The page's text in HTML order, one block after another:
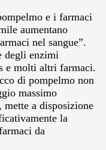
e i farmaci
aumentano
nel sangue”.
degli enzimi
e molti altri farmaci.
di pompelmo non
massimo
a disposizione
la
da